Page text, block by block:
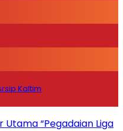
Kaltim
Utama “Pegadaian Liga